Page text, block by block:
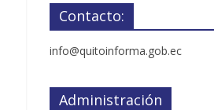
Contacto:
info@quitoinforma.gob.ec
Administración